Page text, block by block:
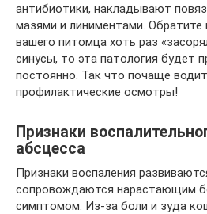
антибиотики, накладывают
мазями и линиментами. Обратите
вашего питомца хоть раз
синусы, то эта патология будет
постоянно. Так что почаще
профилактические осмотры!
Признаки
абсцесса
Признаки воспаления
сопровождаются нарастающим
симптомом. Из-за боли и зуда